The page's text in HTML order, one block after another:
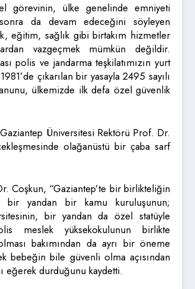
görevinin, ülke genelinde emniyeti
da devam edeceğini söyleyen
eğitim, sağlık gibi birtakım hizmetler
vazgeçmek mümkün değildir.
polis ve jandarma teşkilatımızın yurt
çıkarılan bir yasayla 2495 sayılı
ülkemizde ilk defa özel güvenlik
Üniversitesi Rektörü Prof. Dr.
olağanüstü bir çaba sarf
Coşkun, “Gaziantep’te bir birlikteliğin
yandan bir kamu kuruluşunun;
bir yandan da özel statüyle
meslek yüksekokulunun birlikte
bakımından da ayrı bir öneme
bebeğin bile güvenli olma açısından
eğerek durduğunu kaydetti.